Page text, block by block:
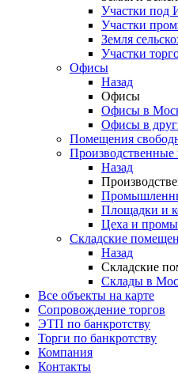
Участки
Участки
Земля
Участки
Офисы
Назад
Офисы
Офисы в
Офисы в
Помещения
Назад
Площадки и
Цеха и
Складские
Назад
Складские
Склады в
Все объекты на карте
Сопровождение торгов
ЭТП по банкротству
Торги по банкротству
Компания
Контакты